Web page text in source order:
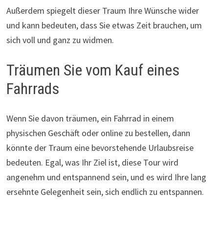
Außerdem spiegelt dieser Traum Ihre Wünsche wider
und kann bedeuten, dass Sie etwas Zeit brauchen, um
sich voll und ganz zu widmen.
Träumen Sie vom Kauf eines
Fahrrads
Wenn Sie davon träumen, ein Fahrrad in einem
physischen Geschäft oder online zu bestellen, dann
könnte der Traum eine bevorstehende Urlaubsreise
bedeuten. Egal, was Ihr Ziel ist, diese Tour wird
angenehm und entspannend sein, und es wird Ihre lang
ersehnte Gelegenheit sein, sich endlich zu entspannen.